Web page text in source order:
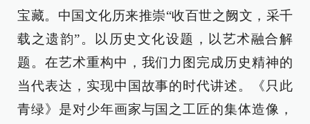
宝藏。中国文化历来推崇“收百世之阙文，采千
载之遗韵”。以历史文化设题，以艺术融合解
题。在艺术重构中，我们力图完成历史精神的
当代表达，实现中国故事的时代讲述。《只此
青绿》是对少年画家与国之工匠的集体造像，